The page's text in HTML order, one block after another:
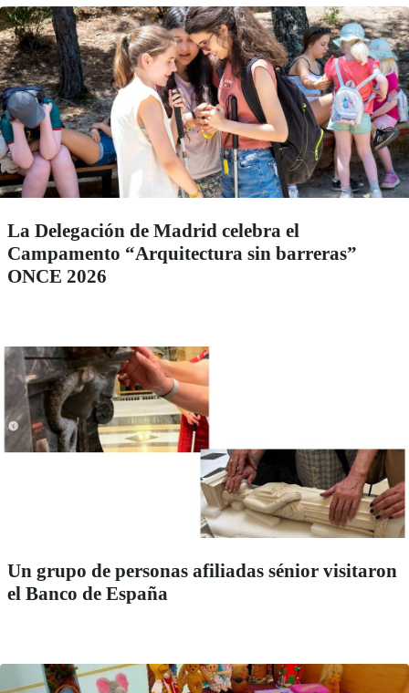
La Delegación de Madrid celebra el
Campamento “Arquitectura sin barreras”
ONCE 2026
Un grupo de personas afiliadas sénior visitaron
el Banco de España